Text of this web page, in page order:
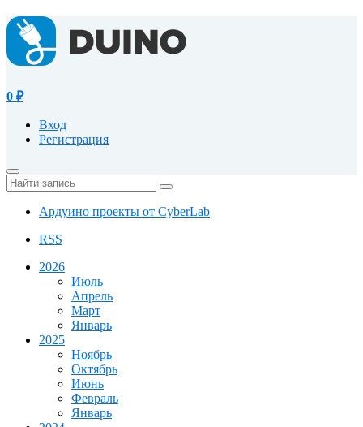
0 ₽
Вход
Регистрация
Ардуино проекты от CyberLab
RSS
2026
Июль
Апрель
Март
Январь
2025
Ноябрь
Октябрь
Июнь
Февраль
Январь